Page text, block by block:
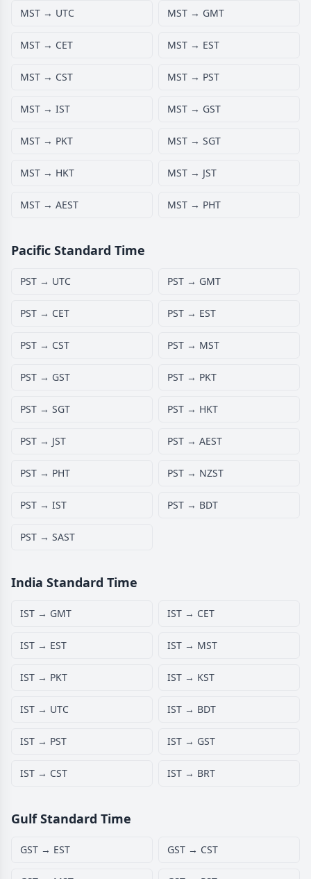
MST → UTC MST → GMT
MST → CET MST → EST
MST → CST MST → PST
MST → IST MST → GST
MST → PKT MST → SGT
MST → HKT MST → JST
MST → AEST MST → PHT
Pacific Standard Time
PST → UTC PST → GMT
PST → CET PST → EST
PST → CST PST → MST
PST → GST PST → PKT
PST → SGT PST → HKT
PST → JST PST → AEST
PST → PHT PST → NZST
PST → IST PST → BDT
PST → SAST
India Standard Time
IST → GMT IST → CET
IST → EST IST → MST
IST → PKT IST → KST
IST → UTC IST → BDT
IST → PST IST → GST
IST → CST IST → BRT
Gulf Standard Time
GST → EST GST → CST